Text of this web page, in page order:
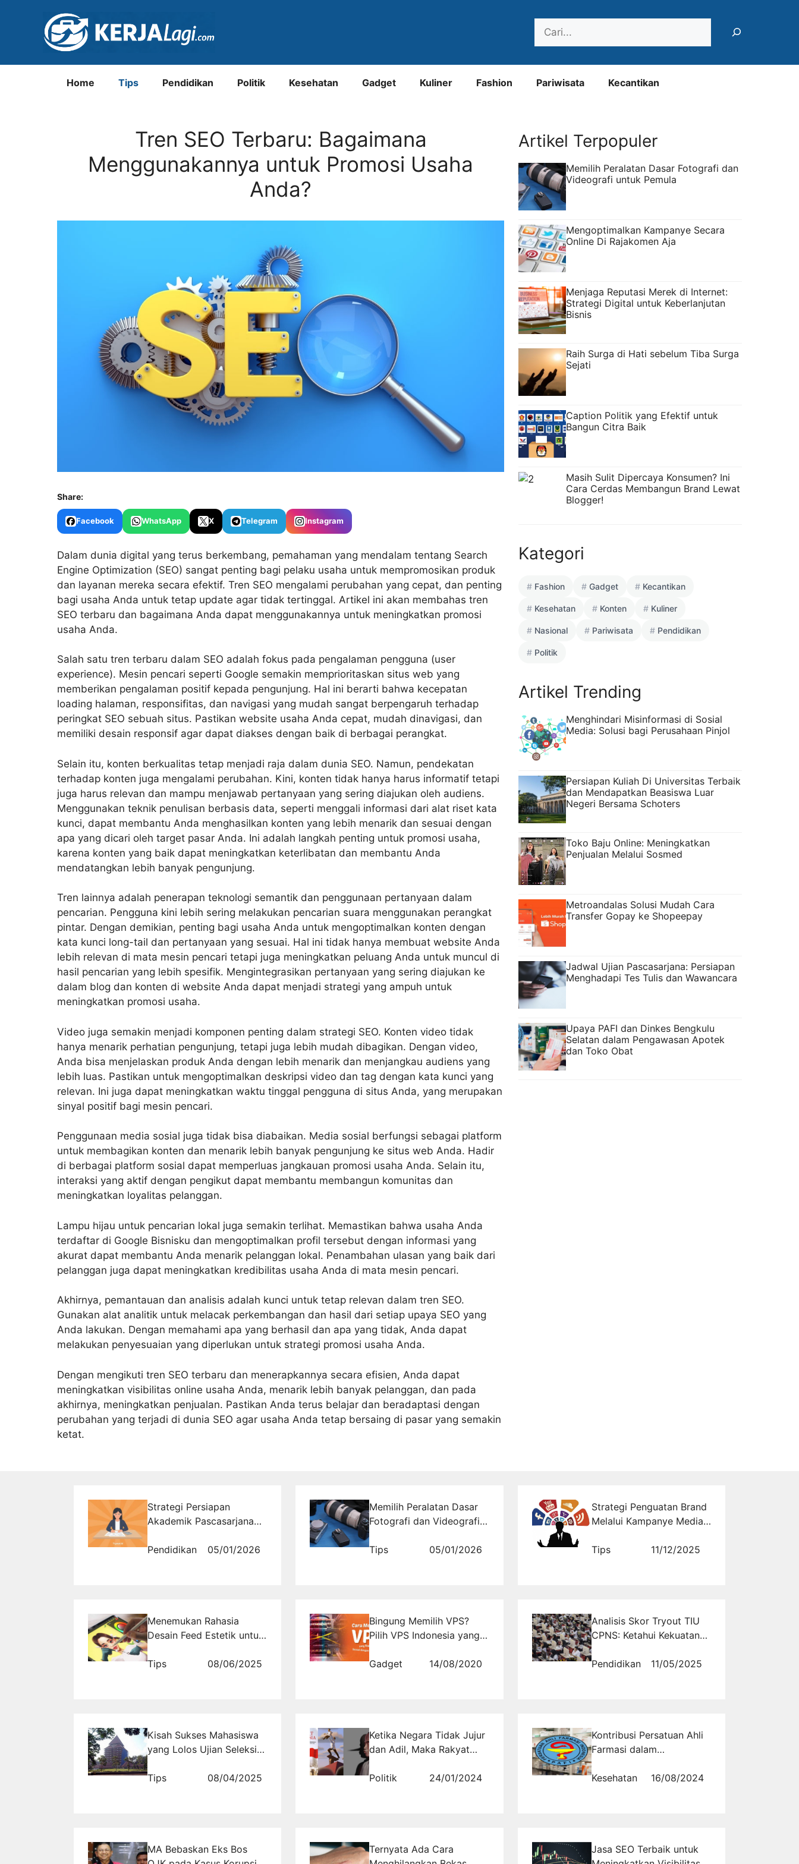
Home Tips Pendidikan Politik Kesehatan Gadget Kuliner Fashion Pariwisata Kecantikan
Tren SEO Terbaru: Bagaimana
Menggunakannya untuk Promosi Usaha
Anda?
Share:
Facebook WhatsApp X Telegram Instagram
Dalam dunia digital yang terus berkembang, pemahaman yang mendalam tentang Search
Engine Optimization (SEO) sangat penting bagi pelaku usaha untuk mempromosikan produk
dan layanan mereka secara efektif. Tren SEO mengalami perubahan yang cepat, dan penting
bagi usaha Anda untuk tetap update agar tidak tertinggal. Artikel ini akan membahas tren
SEO terbaru dan bagaimana Anda dapat menggunakannya untuk meningkatkan promosi
usaha Anda.
Salah satu tren terbaru dalam SEO adalah fokus pada pengalaman pengguna (user
experience). Mesin pencari seperti Google semakin memprioritaskan situs web yang
memberikan pengalaman positif kepada pengunjung. Hal ini berarti bahwa kecepatan
loading halaman, responsifitas, dan navigasi yang mudah sangat berpengaruh terhadap
peringkat SEO sebuah situs. Pastikan website usaha Anda cepat, mudah dinavigasi, dan
memiliki desain responsif agar dapat diakses dengan baik di berbagai perangkat.
Selain itu, konten berkualitas tetap menjadi raja dalam dunia SEO. Namun, pendekatan
terhadap konten juga mengalami perubahan. Kini, konten tidak hanya harus informatif tetapi
juga harus relevan dan mampu menjawab pertanyaan yang sering diajukan oleh audiens.
Menggunakan teknik penulisan berbasis data, seperti menggali informasi dari alat riset kata
kunci, dapat membantu Anda menghasilkan konten yang lebih menarik dan sesuai dengan
apa yang dicari oleh target pasar Anda. Ini adalah langkah penting untuk promosi usaha,
karena konten yang baik dapat meningkatkan keterlibatan dan membantu Anda
mendatangkan lebih banyak pengunjung.
Tren lainnya adalah penerapan teknologi semantik dan penggunaan pertanyaan dalam
pencarian. Pengguna kini lebih sering melakukan pencarian suara menggunakan perangkat
pintar. Dengan demikian, penting bagi usaha Anda untuk mengoptimalkan konten dengan
kata kunci long-tail dan pertanyaan yang sesuai. Hal ini tidak hanya membuat website Anda
lebih relevan di mata mesin pencari tetapi juga meningkatkan peluang Anda untuk muncul di
hasil pencarian yang lebih spesifik. Mengintegrasikan pertanyaan yang sering diajukan ke
dalam blog dan konten di website Anda dapat menjadi strategi yang ampuh untuk
meningkatkan promosi usaha.
Video juga semakin menjadi komponen penting dalam strategi SEO. Konten video tidak
hanya menarik perhatian pengunjung, tetapi juga lebih mudah dibagikan. Dengan video,
Anda bisa menjelaskan produk Anda dengan lebih menarik dan menjangkau audiens yang
lebih luas. Pastikan untuk mengoptimalkan deskripsi video dan tag dengan kata kunci yang
relevan. Ini juga dapat meningkatkan waktu tinggal pengguna di situs Anda, yang merupakan
sinyal positif bagi mesin pencari.
Penggunaan media sosial juga tidak bisa diabaikan. Media sosial berfungsi sebagai platform
untuk membagikan konten dan menarik lebih banyak pengunjung ke situs web Anda. Hadir
di berbagai platform sosial dapat memperluas jangkauan promosi usaha Anda. Selain itu,
interaksi yang aktif dengan pengikut dapat membantu membangun komunitas dan
meningkatkan loyalitas pelanggan.
Lampu hijau untuk pencarian lokal juga semakin terlihat. Memastikan bahwa usaha Anda
terdaftar di Google Bisnisku dan mengoptimalkan profil tersebut dengan informasi yang
akurat dapat membantu Anda menarik pelanggan lokal. Penambahan ulasan yang baik dari
pelanggan juga dapat meningkatkan kredibilitas usaha Anda di mata mesin pencari.
Akhirnya, pemantauan dan analisis adalah kunci untuk tetap relevan dalam tren SEO.
Gunakan alat analitik untuk melacak perkembangan dan hasil dari setiap upaya SEO yang
Anda lakukan. Dengan memahami apa yang berhasil dan apa yang tidak, Anda dapat
melakukan penyesuaian yang diperlukan untuk strategi promosi usaha Anda.
Dengan mengikuti tren SEO terbaru dan menerapkannya secara efisien, Anda dapat
meningkatkan visibilitas online usaha Anda, menarik lebih banyak pelanggan, dan pada
akhirnya, meningkatkan penjualan. Pastikan Anda terus belajar dan beradaptasi dengan
perubahan yang terjadi di dunia SEO agar usaha Anda tetap bersaing di pasar yang semakin
ketat.
Artikel Terpopuler
Memilih Peralatan Dasar Fotografi dan
Videografi untuk Pemula
Mengoptimalkan Kampanye Secara
Online Di Rajakomen Aja
Menjaga Reputasi Merek di Internet:
Strategi Digital untuk Keberlanjutan
Bisnis
Raih Surga di Hati sebelum Tiba Surga
Sejati
Caption Politik yang Efektif untuk
Bangun Citra Baik
Masih Sulit Dipercaya Konsumen? Ini
Cara Cerdas Membangun Brand Lewat
Blogger!
Kategori
Fashion Gadget Kecantikan
Kesehatan Konten Kuliner
Nasional Pariwisata Pendidikan
Politik
Artikel Trending
Menghindari Misinformasi di Sosial
Media: Solusi bagi Perusahaan Pinjol
Persiapan Kuliah Di Universitas Terbaik
dan Mendapatkan Beasiswa Luar
Negeri Bersama Schoters
Toko Baju Online: Meningkatkan
Penjualan Melalui Sosmed
Metroandalas Solusi Mudah Cara
Transfer Gopay ke Shopeepay
Jadwal Ujian Pascasarjana: Persiapan
Menghadapi Tes Tulis dan Wawancara
Upaya PAFI dan Dinkes Bengkulu
Selatan dalam Pengawasan Apotek
dan Toko Obat
Strategi Persiapan
Akademik Pascasarjana
Tryout.id
Pendidikan 05/01/2026
Memilih Peralatan Dasar
Fotografi dan Videografi
Tips
05/01/2026
Strategi Penguatan Brand
Melalui Kampanye Media
Terarah
Tips 11/12/2025
Menemukan Rahasia
Desain Feed Estetik untuk
rajakomen.com
Tips 08/06/2025
Bingung Memilih VPS?
Pilih VPS Indonesia yang
Kebutuhanmu Disini
Gadget 14/08/2020
Analisis Skor Tryout TIU
CPNS: Ketahui Kekuatan
dan Kelemahanmu
Sekarang
Pendidikan 11/05/2025
Kisah Sukses Mahasiswa
yang Lolos Ujian Seleksi
Tips
08/04/2025
Ketika Negara Tidak Jujur
dan Adil, Maka Rakyat
Politik
24/01/2024
Kontribusi Persatuan Ahli
Farmasi dalam
Meningkatkan Kesehatan
Lokal
Kesehatan 16/08/2024
MA Bebaskan Eks Bos
Ternyata Ada Cara
Jasa SEO Terbaik untuk